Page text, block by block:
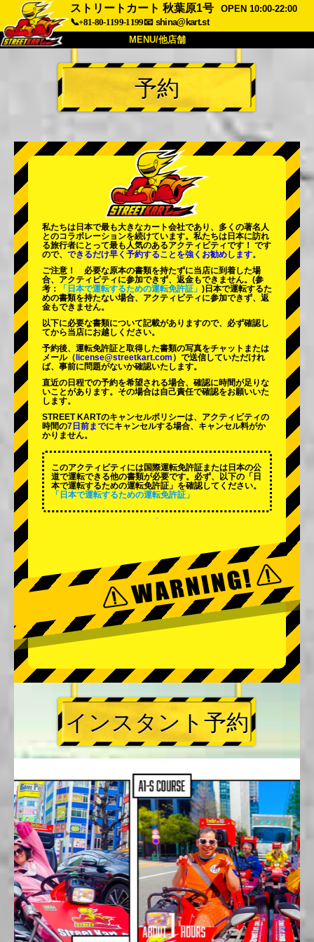
ストリートカート 秋葉原1号
OPEN 10:00-22:00
📞+81-80-1199-1199📧 shina@kart.st
MENU/他店舗
トップ
概要 車両 価格
会社 予約
他店舗
東京 秋葉原 #2
東京 渋谷アネックス 東京ベイ
東京 浅草 大阪
沖縄
予約
私たちは日本で最も大きなカート会社であり、 多くの著名人
とのコラボレーションを続けています。私たちは日本に訪れ
る旅行者にとって最も人気のあるアクティビティです！ です
ので、 できるだけ早く予約することを強くお勧めします。
ご注意！ 必要な原本の書類を持たずに当店に到着した場
合、アクティビティに参加できず、返金もできません。 (参
考：
「日本で運転するための運転免許証」 )日本で運転するた
めの書類を持たない場合、アクティビティに参加できず、返
金もできません。
以下に必要な書類について記載がありますので、必ず確認し
てから当店にお越しください。
予約後、運転免許証と取得した書類の写真をチャットまたは
メール（ license@streetkart.com ）で送信していただけれ
ば、事前に問題がないか確認いたします。
直近の日程での予約を希望される場合、確認に時間が足りな
いことがあります。その場合は自己責任で確認をお願いいた
します。
STREET KARTのキャンセルポリシーは、アクティビティの
時間の7日前までにキャンセルする場合、キャンセル料がか
かりません。
このアクティビティには国際運転免許証または日本の公
道で運転できる他の書類が必要です。必ず、以下の「日
本で運転するための運転免許証」を確認してください。
「日本で運転するための運転免許証」
インスタント予約